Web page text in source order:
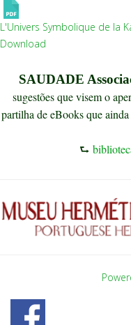
L'Univers Symbolique de la
Download
SAUDADE
sugestões que visem o
partilha de eBooks que
⮑